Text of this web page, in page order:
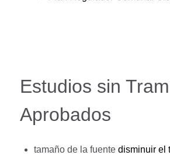
Estudios sin
Aprobados
tamaño de la fuente disminuir el